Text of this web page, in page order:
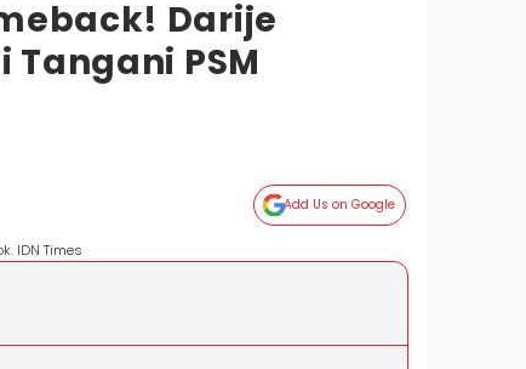
Darije
PSM
Add Us on Google
IDN Times